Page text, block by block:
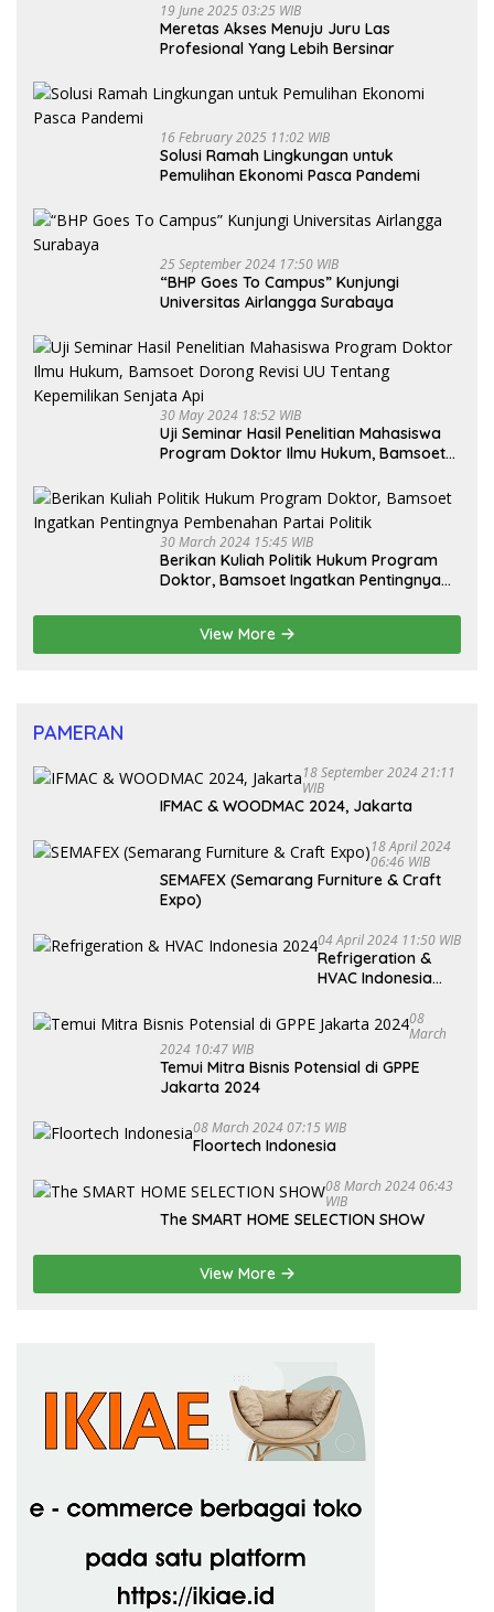
19 June 2025 03:25 WIB
Meretas Akses Menuju Juru Las
Profesional Yang Lebih Bersinar
16 February 2025 11:02 WIB
Solusi Ramah Lingkungan untuk
Pemulihan Ekonomi Pasca Pandemi
25 September 2024 17:50 WIB
“BHP Goes To Campus” Kunjungi
Universitas Airlangga Surabaya
30 May 2024 18:52 WIB
Uji Seminar Hasil Penelitian Mahasiswa
Program Doktor Ilmu Hukum, Bamsoet
Senjata Api
30 March 2024 15:45 WIB
Berikan Kuliah Politik Hukum Program
Doktor, Bamsoet Ingatkan Pentingnya
View More
PAMERAN
18 September 2024 21:11
WIB
IFMAC & WOODMAC 2024, Jakarta
18 April 2024
06:46 WIB
SEMAFEX (Semarang Furniture & Craft
Expo)
04 April 2024 11:50 WIB
Refrigeration &
HVAC Indonesia
08
March
2024 10:47 WIB
Temui Mitra Bisnis Potensial di GPPE
Jakarta 2024
08 March 2024 07:15 WIB
Floortech Indonesia
08 March 2024 06:43
WIB
The SMART HOME SELECTION SHOW
View More